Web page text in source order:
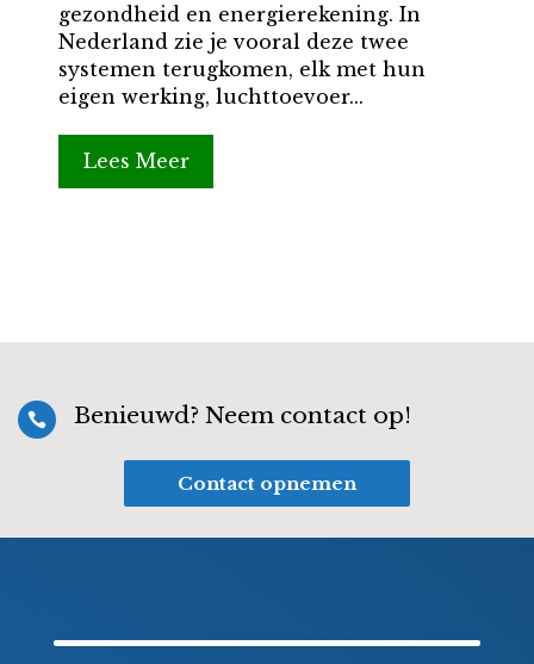
gezondheid en energierekening. In
Nederland zie je vooral deze twee
systemen terugkomen, elk met hun
eigen werking, luchttoevoer...
Lees Meer
 Benieuwd? Neem contact op!
Contact opnemen